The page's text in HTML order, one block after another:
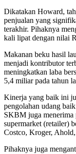
Dikatakan Howard,
penjualan yang
terakhir. Pihaknya
kali lipat dengan nilai
Makanan beku hasil
menjadi kontributor
meningkatkan laba
5,4 miliar pada tahun
Kinerja yang baik ini
pengolahan udang
SKBM juga menerima
supermarket (retailer)
Costco, Kroger,
Pihaknya juga